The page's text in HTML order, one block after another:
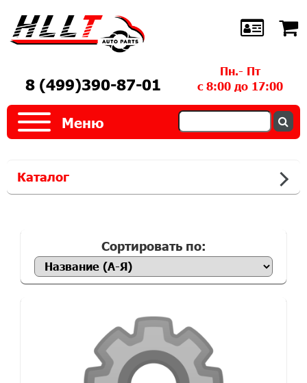
8 (499)390-87-01
Пн.- Пт
с 8:00 до 17:00
Меню
Каталог
Сортировать по: